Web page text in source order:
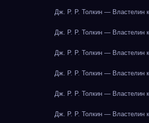
Дж. Р. Р. Толкин — Властелин
Дж. Р. Р. Толкин — Властелин
Дж. Р. Р. Толкин — Властелин
Дж. Р. Р. Толкин — Властелин
Дж. Р. Р. Толкин — Властелин
Дж. Р. Р. Толкин — Властелин